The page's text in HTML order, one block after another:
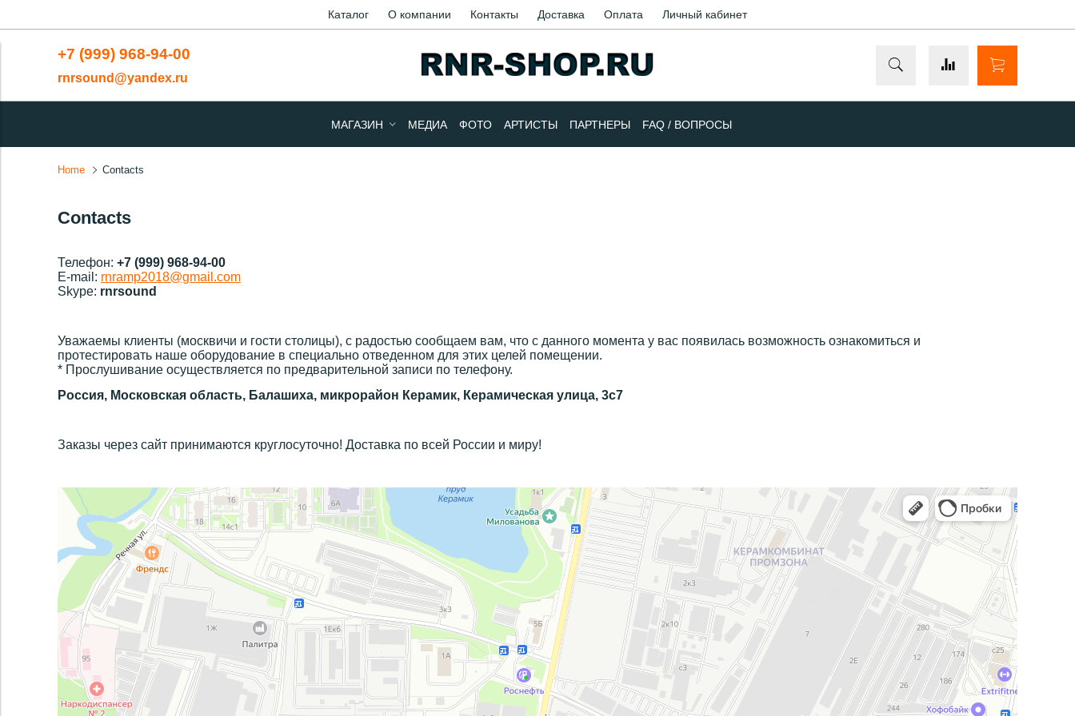
Каталог О компании Контакты Доставка Оплата Личный кабинет
+7 (999) 968-94-00
rnrsound@yandex.ru
МАГАЗИН МЕДИА ФОТО АРТИСТЫ ПАРТНЕРЫ FAQ / ВОПРОСЫ
Home Contacts
Contacts
Телефон: +7 (999) 968-94-00
E-mail: rnramp2018@gmail.com
Skype: rnrsound
Уважаемы клиенты (москвичи и гости столицы), с радостью сообщаем вам, что с данного момента у вас появилась возможность ознакомиться и
протестировать наше оборудование в специально отведенном для этих целей помещении.
* Прослушивание осуществляется по предварительной записи по телефону.
Россия, Московская область, Балашиха, микрорайон Керамик, Керамическая улица, 3с7
Заказы через сайт принимаются круглосуточно! Доставка по всей России и миру!